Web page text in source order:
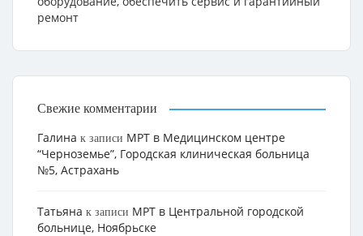
ремонт
Свежие комментарии
Галина к записи МРТ в Медицинском центре
“Черноземье”, Городская клиническая больница
№5, Астрахань
Татьяна к записи МРТ в Центральной городской
больнице, Ноябрьске